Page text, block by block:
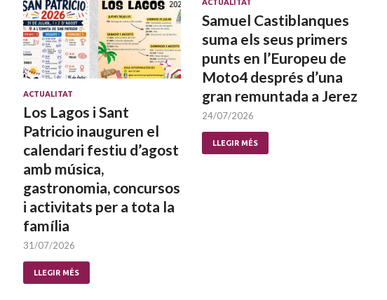
ACTUALITAT
Los Lagos i Sant
Patricio inauguren el
calendari festiu d’agost
amb música,
gastronomia, concursos
i activitats per a tota la
família
31/07/2026
LLEGIR MÉS
ACTUALITAT
Samuel Castiblanques
suma els seus primers
punts en l’Europeu de
Moto4 després d’una
gran remuntada a Jerez
24/07/2026
LLEGIR MÉS